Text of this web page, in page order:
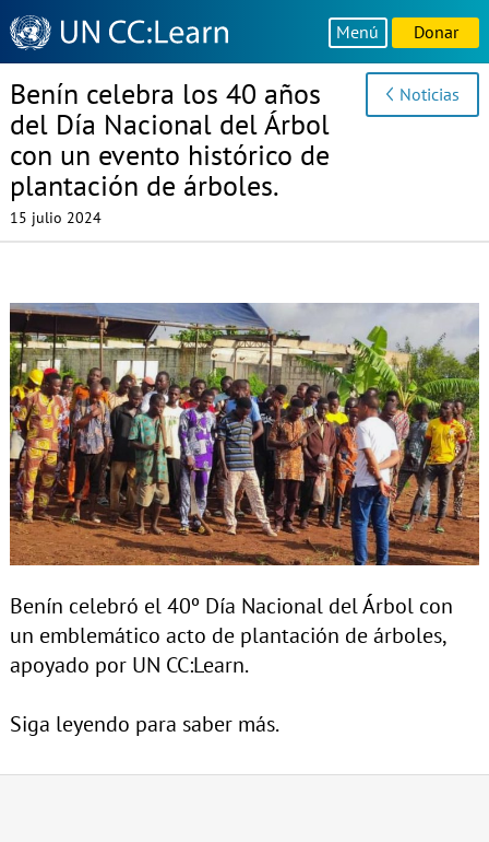
Knowledge
Sharing
Platform
Menú Donar
Benín celebra los 40 años
del Día Nacional del Árbol
con un evento histórico de
plantación de árboles.
15 julio 2024
Noticias
Benín celebró el 40º Día Nacional del Árbol con
un emblemático acto de plantación de árboles,
apoyado por UN CC:Learn.
Siga leyendo para saber más.